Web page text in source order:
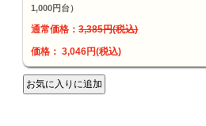
1,000円台）
通常価格：3,385円(税込)
価格： 3,046円(税込)